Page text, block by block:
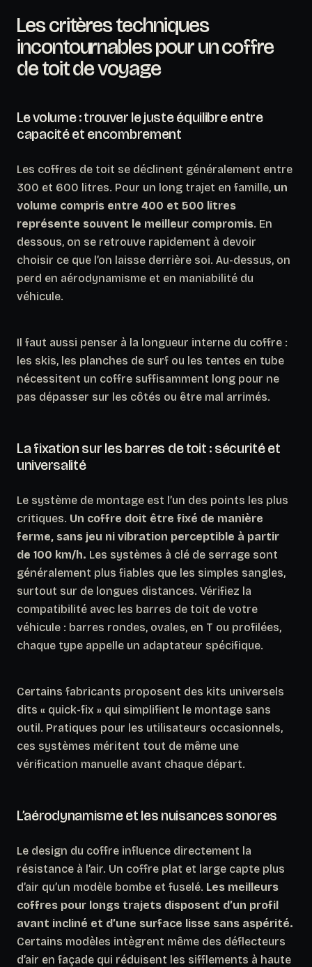
Les critères techniques
incontournables pour un coffre
de toit de voyage
Le volume : trouver le juste équilibre entre
capacité et encombrement
Les coffres de toit se déclinent généralement entre
300 et 600 litres. Pour un long trajet en famille, un
volume compris entre 400 et 500 litres
représente souvent le meilleur compromis. En
dessous, on se retrouve rapidement à devoir
choisir ce que l’on laisse derrière soi. Au-dessus, on
perd en aérodynamisme et en maniabilité du
véhicule.
Il faut aussi penser à la longueur interne du coffre :
les skis, les planches de surf ou les tentes en tube
nécessitent un coffre suffisamment long pour ne
pas dépasser sur les côtés ou être mal arrimés.
La fixation sur les barres de toit : sécurité et
universalité
Le système de montage est l’un des points les plus
critiques. Un coffre doit être fixé de manière
ferme, sans jeu ni vibration perceptible à partir
de 100 km/h. Les systèmes à clé de serrage sont
généralement plus fiables que les simples sangles,
surtout sur de longues distances. Vérifiez la
compatibilité avec les barres de toit de votre
véhicule : barres rondes, ovales, en T ou profilées,
chaque type appelle un adaptateur spécifique.
Certains fabricants proposent des kits universels
dits « quick-fix » qui simplifient le montage sans
outil. Pratiques pour les utilisateurs occasionnels,
ces systèmes méritent tout de même une
vérification manuelle avant chaque départ.
L’aérodynamisme et les nuisances sonores
Le design du coffre influence directement la
résistance à l’air. Un coffre plat et large capte plus
d’air qu’un modèle bombe et fuselé. Les meilleurs
coffres pour longs trajets disposent d’un profil
avant incliné et d’une surface lisse sans aspérité.
Certains modèles intègrent même des déflecteurs
d’air en façade qui réduisent les sifflements à haute